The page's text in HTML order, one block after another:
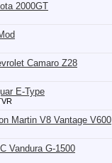
2000GT
Camaro Z28
E-Type
Martin V8 Vantage V600
Vandura G-1500